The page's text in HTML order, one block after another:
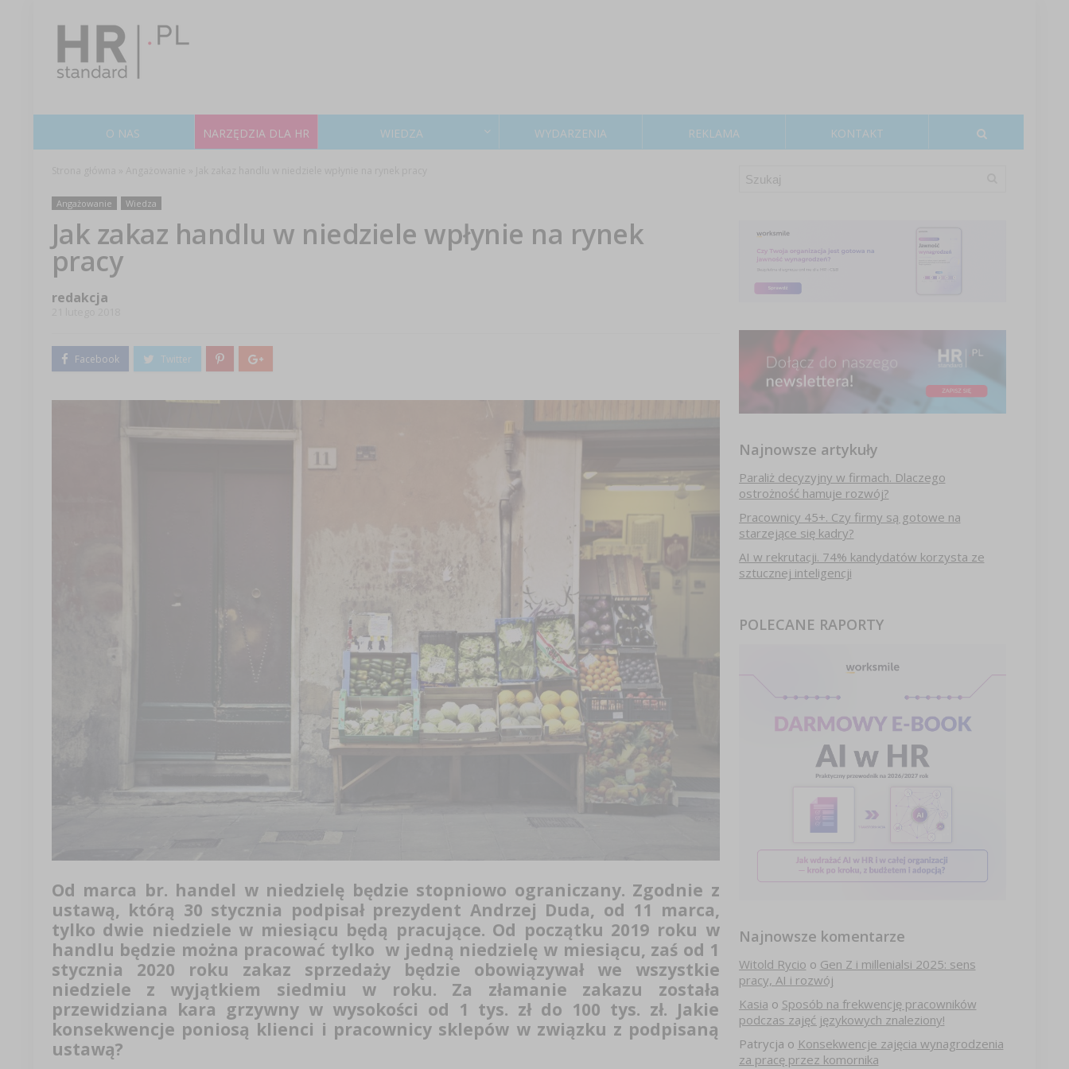
O NAS NARZĘDZIA DLA HR WIEDZA WYDARZENIA REKLAMA KONTAKT
Angażowanie Wiedza
Jak zakaz handlu w niedziele wpłynie na rynek
pracy
redakcja
Od marca br. handel w niedzielę będzie stopniowo ograniczany. Zgodnie z
ustawą, którą 30 stycznia podpisał prezydent Andrzej Duda, od 11 marca,
tylko dwie niedziele w miesiącu będą pracujące. Od początku 2019 roku w
handlu będzie można pracować tylko w jedną niedzielę w miesiącu, zaś od 1
stycznia 2020 roku zakaz sprzedaży będzie obowiązywał we wszystkie
niedziele z wyjątkiem siedmiu w roku. Za złamanie zakazu została
przewidziana kara grzywny w wysokości od 1 tys. zł do 100 tys. zł. Jakie
konsekwencje poniosą klienci i pracownicy sklepów w związku z podpisaną
ustawą?
Najnowsze artykuły
Paraliż decyzyjny w firmach. Dlaczego
ostrożność hamuje rozwój?
Pracownicy 45+. Czy firmy są gotowe na
starzejące się kadry?
AI w rekrutacji. 74% kandydatów korzysta ze
sztucznej inteligencji
POLECANE RAPORTY
Najnowsze komentarze
Witold Rycio o Gen Z i millenialsi 2025: sens
pracy, AI i rozwój
Kasia o Sposób na frekwencję pracowników
podczas zajęć językowych znaleziony!
Patrycja o Konsekwencje zajęcia wynagrodzenia
za pracę przez komornika